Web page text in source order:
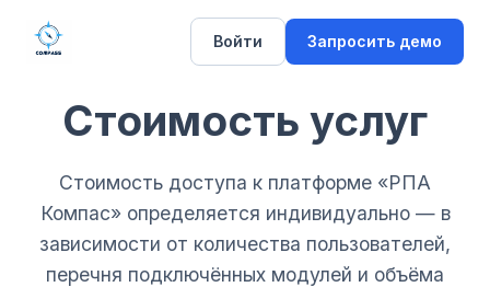
Войти Запросить демо
Стоимость услуг
Стоимость доступа к платформе «РПА
Компас» определяется индивидуально — в
зависимости от количества пользователей,
перечня подключённых модулей и объёма